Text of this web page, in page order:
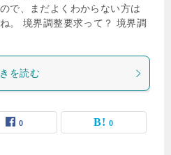
で、まだよくわからない方は
。 境界調整要求って？ 境界調
を読む
0 0